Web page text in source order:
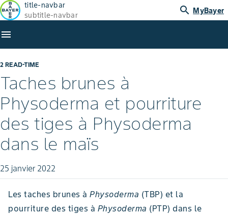
title-navbar
subtitle-navbar
search MyBayer
menu
2 READ-TIME
Taches brunes à
Physoderma et pourriture
des tiges à Physoderma
dans le maïs
25 janvier 2022
Les taches brunes à Physoderma (TBP) et la
pourriture des tiges à Physoderma (PTP) dans le